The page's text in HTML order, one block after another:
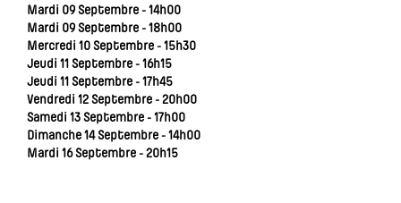
Mardi 09 Septembre - 14h00
Mardi 09 Septembre - 18h00
Mercredi 10 Septembre - 15h30
Jeudi 11 Septembre - 16h15
Jeudi 11 Septembre - 17h45
Vendredi 12 Septembre - 20h00
Samedi 13 Septembre - 17h00
Dimanche 14 Septembre - 14h00
Mardi 16 Septembre - 20h15